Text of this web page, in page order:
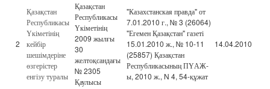
2
Қазақстан
Республикасы
Үкіметінің
кейбір
шешімдеріне
өзгерістер
енгізу туралы
Қазақстан
Республикасы
Үкіметінің
2009 жылғы
30
желтоқсандағы
№ 2305
Қаулысы
"Казахстанская правда" от
7.01.2010 г., № 3 (26064)
"Егемен Қазақстан" газеті
15.01.2010 ж., № 10-11
(25857) Қазақстан
Республикасының ПҮАЖ-
ы, 2010 ж., N 4, 54-құжат
14.04.2010